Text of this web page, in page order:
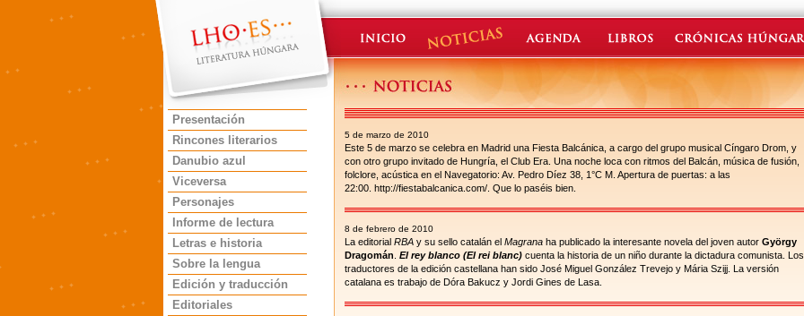
Presentación
Rincones literarios
Danubio azul
Viceversa
Personajes
Informe de lectura
Letras e historia
Sobre la lengua
Edición y traducción
Editoriales
5 de marzo de 2010
Este 5 de marzo se celebra en Madrid una Fiesta Balcánica, a cargo del grupo musical Cíngaro Drom, y
con otro grupo invitado de Hungría, el Club Era. Una noche loca con ritmos del Balcán, música de fusión,
folclore, acústica en el Navegatorio: Av. Pedro Díez 38, 1°C M. Apertura de puertas: a las
22:00. http://fiestabalcanica.com/. Que lo paséis bien.
8 de febrero de 2010
La editorial RBA y su sello catalán el Magrana ha publicado la interesante novela del joven autor György
Dragomán El rey blanco (El rei blanc) cuenta la historia de un niño durante la dictadura comunista. Los
traductores de la edición castellana han sido José Miguel González Trevejo y Mária Szijj. La versión
catalana es trabajo de Dóra Bakucz y Jordi Gines de Lasa.